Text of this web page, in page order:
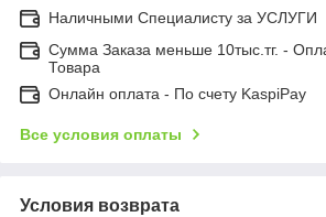
Наличными Специалисту за УСЛУГИ
Сумма Заказа меньше 10тыс.тг. -
Товара
Онлайн оплата - По счету KaspiPay
Все условия оплаты
Условия возврата